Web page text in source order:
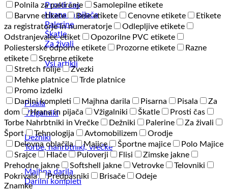
Prosti čas
Hrana in pijača
Palerine
Škatle
Za živali
Vsi artikli
Pisala
Vžigalniki
Dežniki
Torbe, nahrbtniki, vrečke
Majhna darila
Darilni kompleti
Polnila za pakiranje
Samolepilne etikete
Barvne etikete
Bele etikete Cenovne etikete
Etikete
za registratorje in numeratorje
Odlepljive etikete
Odstranjevalec etiket
Opozorilne PVC etikete
Poliesterske odporne etikete
Prozorne etikete
Razne
etikete
Srebrne etikete
Stretch folije
Zvezki
Mehke platnice
Trde platnice
Promo izdelki
Darilni kompleti
Majhna darila Pisarna Pisala
Za
dom
Hrana in pijača Vžigalniki Škatle
Prosti čas
Torbe Nahrbtniki in Vrečke
Dežniki Palerine
Za živali
Šport
Tehnologija Avtomobilizem
Orodje
Delovna oblačila
Majice Športne majice
Polo Majice
Srajce
Hlače Puloverji Flisi
Zimske jakne
Prehodne jakne
Softshell jakne Vetrovke
Telovniki
Pokrivala
Predpasniki Brisače
Odeje
Znamke